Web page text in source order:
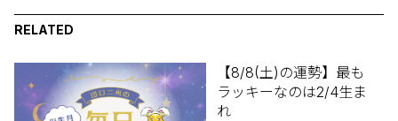
RELATED
【8/8(土)の運勢】最も
ラッキーなのは2/4生ま
れ